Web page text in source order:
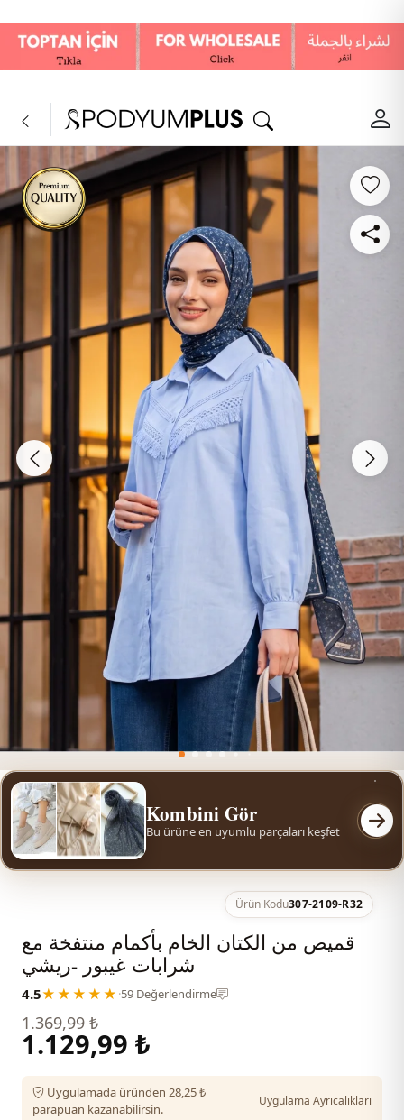
Kombini Gör
Bu ürüne en uyumlu parçaları keşfet
Ürün Kodu307-2109-R32
قميص من الكتان الخام بأكمام منتفخة مع
شرابات غيبور -ريشي
4.5★★★★★ ·59 Değerlendirme
1.369,99 ₺
1.129,99 ₺
Uygulamada üründen 28,25 ₺
parapuan kazanabilirsin.
Uygulama Ayrıcalıkları